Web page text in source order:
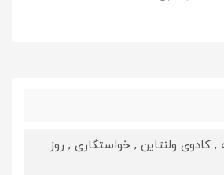
کادوی ولنتاین , خواستگاری , روز